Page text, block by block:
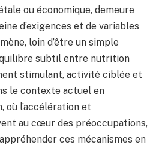
ou économique, demeure
d’exigences et de variables
loin d’être un simple
subtil entre nutrition
stimulant, activité ciblée et
le contexte actuel en
l’accélération et
au cœur des préoccupations,
ces mécanismes en